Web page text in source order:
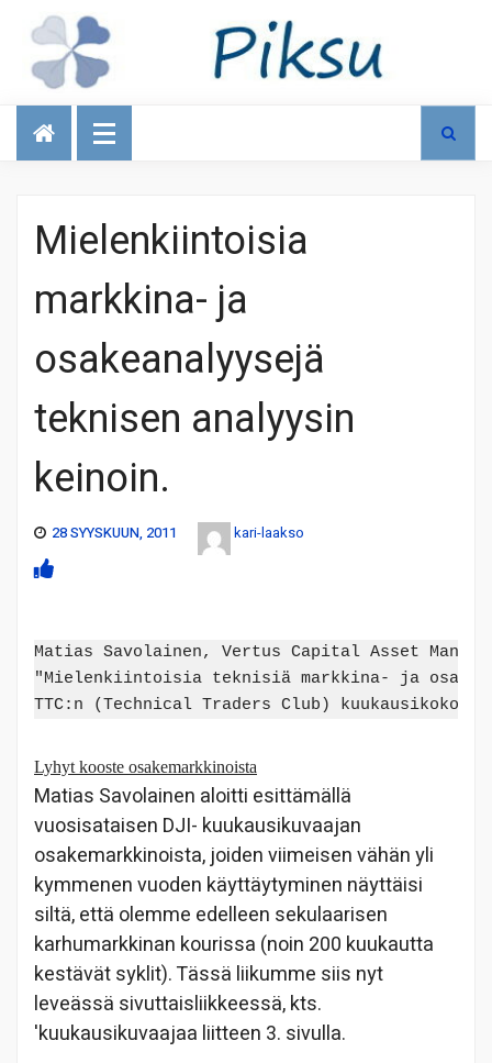
Talous
Mielenkiintoisia
markkina- ja
osakeanalyysejä
teknisen analyysin
keinoin.
28 SYYSKUUN, 2011 kari-laakso
Matias Savolainen, Vertus Capital Asset
"Mielenkiintoisia teknisiä markkina- ja
Lyhyt kooste osakemarkkinoista
Matias Savolainen aloitti esittämällä
vuosisataisen DJI- kuukausikuvaajan
osakemarkkinoista, joiden viimeisen vähän yli
kymmenen vuoden käyttäytyminen näyttäisi
siltä, että olemme edelleen sekulaarisen
karhumarkkinan kourissa (noin 200 kuukautta
kestävät syklit). Tässä liikumme siis nyt
leveässä sivuttaisliikkeessä, kts.
'kuukausikuvaajaa liitteen 3. sivulla.